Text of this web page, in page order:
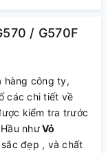
/ G570F
hàng công ty,
các chi tiết về
kiểm tra trước
nhưVỏ
đẹp , và chất